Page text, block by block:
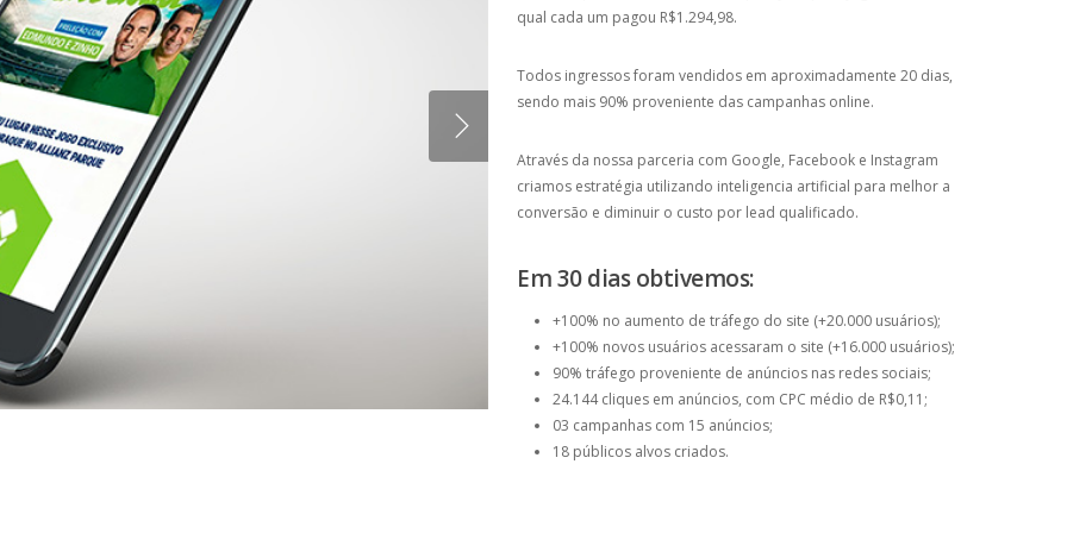
qual cada um pagou R$1.294,98.
Todos ingressos foram vendidos em aproximadamente 20 dias,
sendo mais 90% proveniente das campanhas online.
Através da nossa parceria com Google, Facebook e Instagram
criamos estratégia utilizando inteligencia artificial para melhor a
conversão e diminuir o custo por lead qualificado.
Em 30 dias obtivemos:
+100% no aumento de tráfego do site (+20.000 usuários);
+100% novos usuários acessaram o site (+16.000 usuários);
90% tráfego proveniente de anúncios nas redes sociais;
24.144 cliques em anúncios, com CPC médio de R$0,11;
03 campanhas com 15 anúncios;
18 públicos alvos criados.